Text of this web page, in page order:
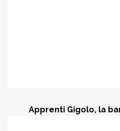
Apprenti Gigolo, la